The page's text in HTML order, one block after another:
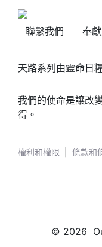
聯繫我們 奉
天路系列由靈命日
我們的使命是讓改
得。
權利和權限 條款和
© 2026